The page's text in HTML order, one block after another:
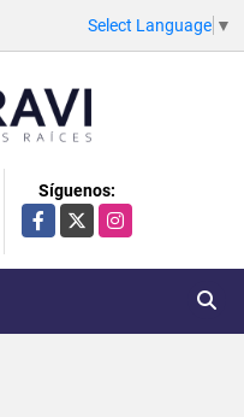
Select Language ▼
Síguenos:
Facebook
X Instagram